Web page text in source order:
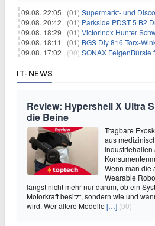
09.08. 22:05 | (01) Supermarkt- und
09.08. 20:42 | (01) Parkside PDST 5 B2 Druckluft-
09.08. 18:29 | (01) Victorinox Hunter Schweizer
09.08. 18:11 | (01) BGS Diy 816 Torx-
09.08. 17:02 | (00) SONAX FelgenBürste für
IT-NEWS
Review: Hypershell X Ultra
die Beine
Tragbare
aus
Industriehallen
Wenn man die
Wearable
längst nicht mehr nur darum, ob ein
Motorkraft besitzt, sondern wie und
wird. Wer ältere Modelle […] (00)